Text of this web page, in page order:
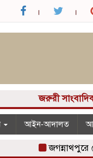
জরুরী সাংবাদিক
আইন-আদালত
জগন্নাথপুরে